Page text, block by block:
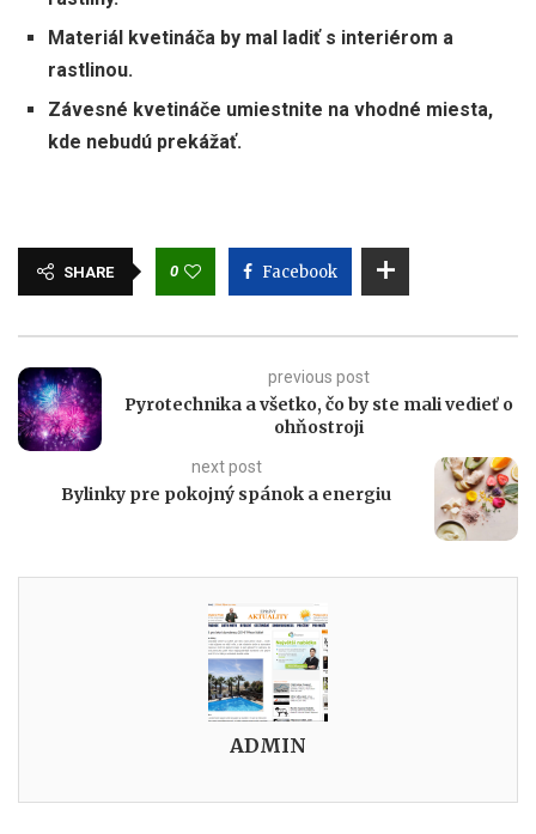
Materiál kvetináča by mal ladiť s interiérom a
rastlinou.
Závesné kvetináče umiestnite na vhodné miesta,
kde nebudú prekážať.
SHARE 0 Facebook
previous post
Pyrotechnika a všetko, čo by ste mali vedieť o
ohňostroji
next post
Bylinky pre pokojný spánok a energiu
ADMIN